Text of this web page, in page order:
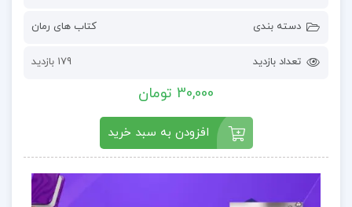
دسته بندی کتاب های رمان
تعداد بازدید 179 بازدید
30,000 تومان
افزودن به سبد خرید